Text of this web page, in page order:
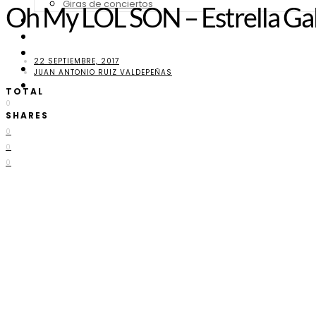
Giras de conciertos
Noticias de Festivales
Bandas Sonoras
Cine
Contacto
Oh My LOL SON – Estrella
22 SEPTIEMBRE, 2017
JUAN ANTONIO RUIZ VALDEPEÑAS
TOTAL
0
SHARES
0
0
0